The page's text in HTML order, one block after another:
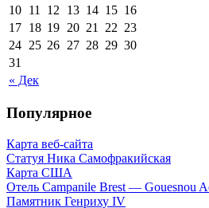
« Дек
10 11 12 13 14 15 16
17 18 19 20 21 22 23
24 25 26 27 28 29 30
31
Популярное
Карта веб-сайта
Статуя Ника Самофракийская
Карта США
Отель Campanile Brest — Gouesnou
Памятник Генриху IV